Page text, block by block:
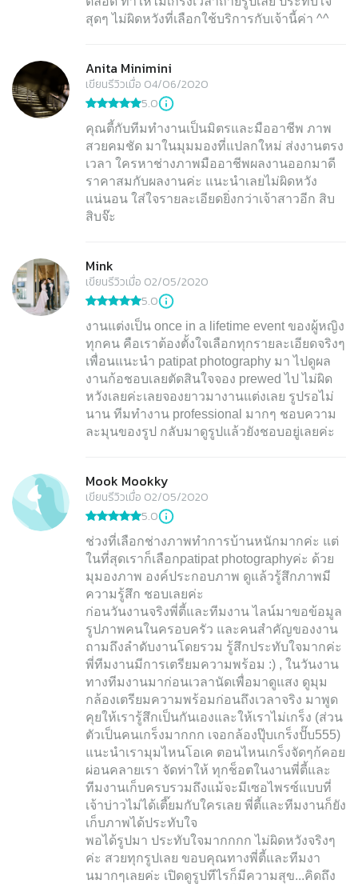
สุดๆ ไม่ผิดหวังที่เลือกใช้บริการกับเจ้านี้ค่า ^^
Anita Minimini
เขียนรีวิวเมื่อ 04/06/2020
5.0
คุณตี้กับทีมทำงานเป็นมิตรและมืออาชีพ ภาพ
สวยคมชัด มาในมุมมองที่แปลกใหม่ ส่งงานตรง
เวลา ใครหาช่างภาพมืออาชีพผลงานออกมาดี
ราคาสมกับผลงานค่ะ แนะนำเลยไม่ผิดหวัง
แน่นอน ใส่ใจรายละเอียดยิ่งกว่าเจ้าสาวอีก สิบ
สิบจ๊ะ
Mink
เขียนรีวิวเมื่อ 02/05/2020
5.0
งานแต่งเป็น once in a lifetime event ของผู้หญิง
ทุกคน คือเราต้องตั้งใจเลือกทุกรายละเอียดจริงๆ
เพื่อนแนะนำ patipat photography มา ไปดูผล
งานก้อชอบเลยตัดสินใจจอง prewed ไป ไม่ผิด
หวังเลยค่ะเลยจองยาวมางานแต่งเลย รูปรอไม่
นาน ทีมทำงาน professional มากๆ ชอบความ
ละมุนของรูป กลับมาดูรูปแล้วยังชอบอยู่เลยค่ะ
Mook Mookky
เขียนรีวิวเมื่อ 02/05/2020
5.0
ช่วงที่เลือกช่างภาพทำการบ้านหนักมากค่ะ แต่
ในที่สุดเราก็เลือกpatipat photographyค่ะ ด้วย
มุมองภาพ องค์ประกอบภาพ ดูแล้วรู้สึกภาพมี
ความรู้สึก ชอบเลยค่ะ
ก่อนวันงานจริงพี่ตี้และทีมงาน ไลน์มาขอข้อมูล
รูปภาพคนในครอบครัว และคนสำคัญของงาน
ถามถึงลำดับงานโดยรวม รู้สึกประทับใจมากค่ะ
พี่ทีมงานมีการเตรียมความพร้อม :) , ในวันงาน
ทางทีมงานมาก่อนเวลานัดเพื่อมาดูแสง ดูมุม
กล้องเตรียมความพร้อมก่อนถึงเวลาจริง มาพูด
คุยให้เรารู้สึกเป็นกันเองและให้เราไม่เกร็ง (ส่วน
ตัวเป็นคนเกร็งมากกก เจอกล้องปุ๊บเกร็งปั๊บ555)
แนะนำเรามุมไหนโอเค ตอนไหนเกร็งจัดๆก้คอย
ผ่อนคลายเรา จัดท่าให้ ทุกช็อตในงานพี่ตี้และ
ทีมงานเก็บครบรวมถึงแม้จะมีเซอไพรซ์แบบที่
เจ้าบ่าวไม่ได้เตี๊ยมกับใครเลย พี่ตี้และทีมงานก็ยัง
เก็บภาพได้ประทับใจ
พอได้รูปมา ประทับใจมากกกก ไม่ผิดหวังจริงๆ
ค่ะ สวยทุกรูปเลย ขอบคุณทางพี่ตี้และทีมงา
นมากๆเลยค่ะ เปิดดูรูปทีไรก็มีความสุข...คิดถึง